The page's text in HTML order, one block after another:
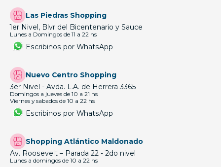
Las Piedras Shopping
1er Nivel, Blvr del Bicentenario y Sauce
Lunes a Domingos de 11 a 22 hs
Escribinos por WhatsApp
Nuevo Centro Shopping
3er Nivel - Avda. L.A. de Herrera 3365
Domingos a jueves de 10 a 21 hs
Viernes y sabados de 10 a 22 hs
Escribinos por WhatsApp
Shopping Atlántico Maldonado
Av. Roosevelt – Parada 22 - 2do nivel
Lunes a domingos de 10 a 22 hs